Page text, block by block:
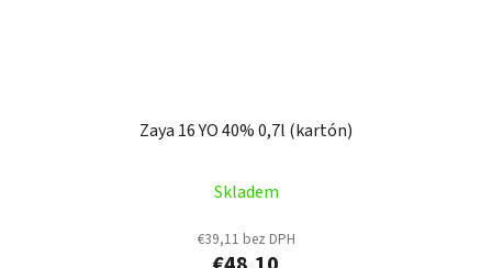
Zaya 16 YO 40% 0,7l (kartón)
Skladem
€39,11 bez DPH